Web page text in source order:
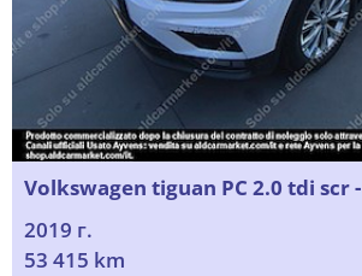
Volkswagen tiguan PC 2.0 tdi scr -
2019 г.
53 415 km